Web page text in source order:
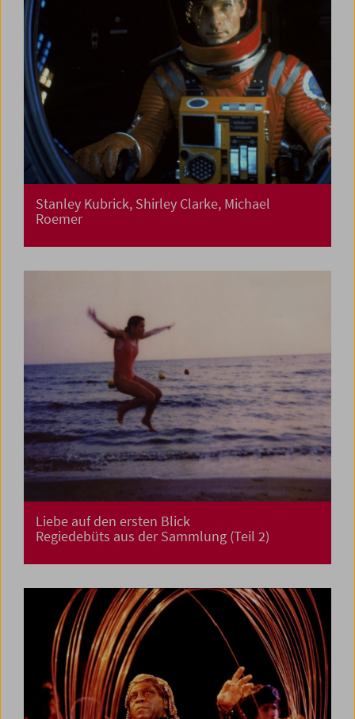
Stanley Kubrick, Shirley Clarke, Michael
Roemer
Liebe auf den ersten Blick
Regiedebüts aus der Sammlung (Teil 2)